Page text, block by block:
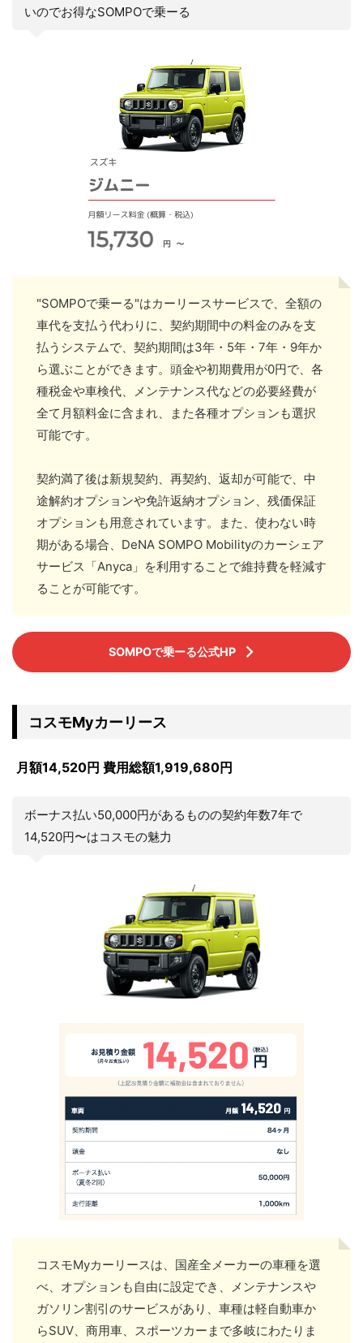
いのでお得なSOMPOで乗ーる
"SOMPOで乗ーる"はカーリースサービスで、全額の
車代を支払う代わりに、契約期間中の料金のみを支
払うシステムで、契約期間は3年・5年・7年・9年か
ら選ぶことができます。頭金や初期費用が0円で、各
種税金や車検代、メンテナンス代などの必要経費が
全て月額料金に含まれ、また各種オプションも選択
可能です。
契約満了後は新規契約、再契約、返却が可能で、中
途解約オプションや免許返納オプション、残価保証
オプションも用意されています。また、使わない時
期がある場合、DeNA SOMPO Mobilityのカーシェア
サービス「Anyca」を利用することで維持費を軽減す
ることが可能です。
SOMPOで乗ーる公式HP
コスモMyカーリース
月額14,520円 費用総額1,919,680円
ボーナス払い50,000円があるものの契約年数7年で
14,520円〜はコスモの魅力
コスモMyカーリースは、国産全メーカーの車種を選
べ、オプションも自由に設定でき、メンテナンスや
ガソリン割引のサービスがあり、車種は軽自動車か
らSUV、商用車、スポーツカーまで多岐にわたりま